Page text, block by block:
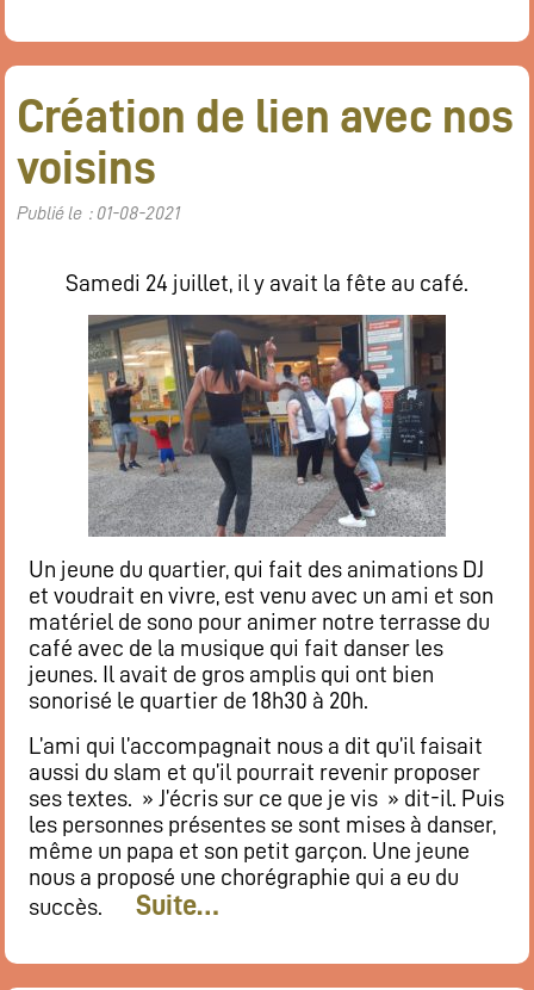
Création de lien avec nos
voisins
Publié le : 01-08-2021
Samedi 24 juillet, il y avait la fête au café.
Un jeune du quartier, qui fait des animations DJ
et voudrait en vivre, est venu avec un ami et son
matériel de sono pour animer notre terrasse du
café avec de la musique qui fait danser les
jeunes. Il avait de gros amplis qui ont bien
sonorisé le quartier de 18h30 à 20h.
L’ami qui l’accompagnait nous a dit qu’il faisait
aussi du slam et qu’il pourrait revenir proposer
ses textes. » J’écris sur ce que je vis » dit-il. Puis
les personnes présentes se sont mises à danser,
même un papa et son petit garçon. Une jeune
nous a proposé une chorégraphie qui a eu du
succès.
Suite…